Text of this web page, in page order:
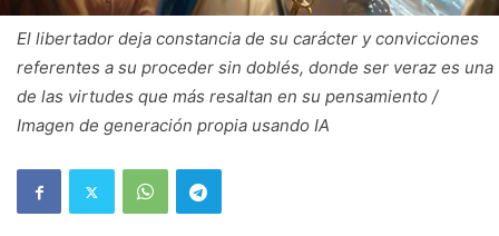
El libertador deja constancia de su carácter y convicciones
referentes a su proceder sin doblés, donde ser veraz es una
de las virtudes que más resaltan en su pensamiento /
Imagen de generación propia usando IA